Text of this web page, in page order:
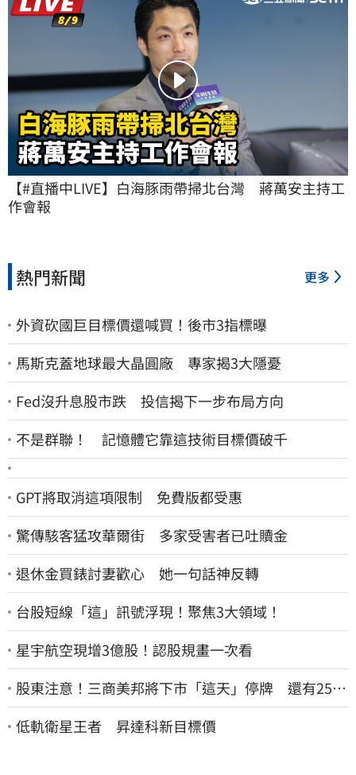
【#直播中LIVE】白海豚雨帶掃北台灣　蔣萬安主持工
作會報
熱門新聞 更多
外資砍國巨目標價還喊買！後市3指標曝
馬斯克蓋地球最大晶圓廠 專家揭3大隱憂
Fed沒升息股市跌 投信揭下一步布局方向
不是群聯！ 記憶體它靠這技術目標價破千
GPT將取消這項限制 免費版都受惠
驚傳駭客猛攻華爾街 多家受害者已吐贖金
退休金買錶討妻歡心 她一句話神反轉
台股短線「這」訊號浮現！聚焦3大領域！
星宇航空現增3億股！認股規畫一次看
股東注意！三商美邦將下市「這天」停牌 還有252
名千張大戶
低軌衛星王者 昇達科新目標價